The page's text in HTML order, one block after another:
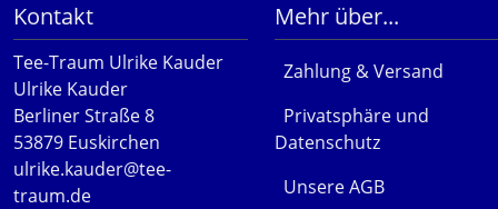
Kontakt
Tee-Traum Ulrike Kauder
Ulrike Kauder
Berliner Straße 8
53879 Euskirchen
ulrike.kauder@tee-
traum.de
Mehr über...
Zahlung & Versand
Privatsphäre und
Datenschutz
Unsere AGB